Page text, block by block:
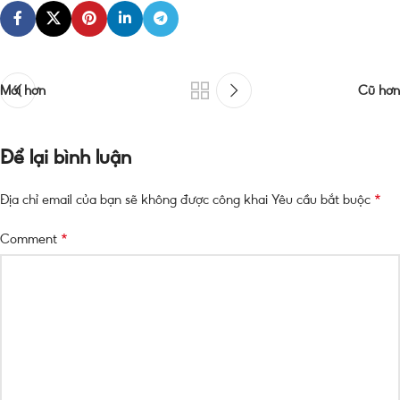
Mới hơn Cũ hơn
Để lại bình luận
Địa chỉ email của bạn sẽ không được công khai Yêu cầu bắt buộc *
Comment *